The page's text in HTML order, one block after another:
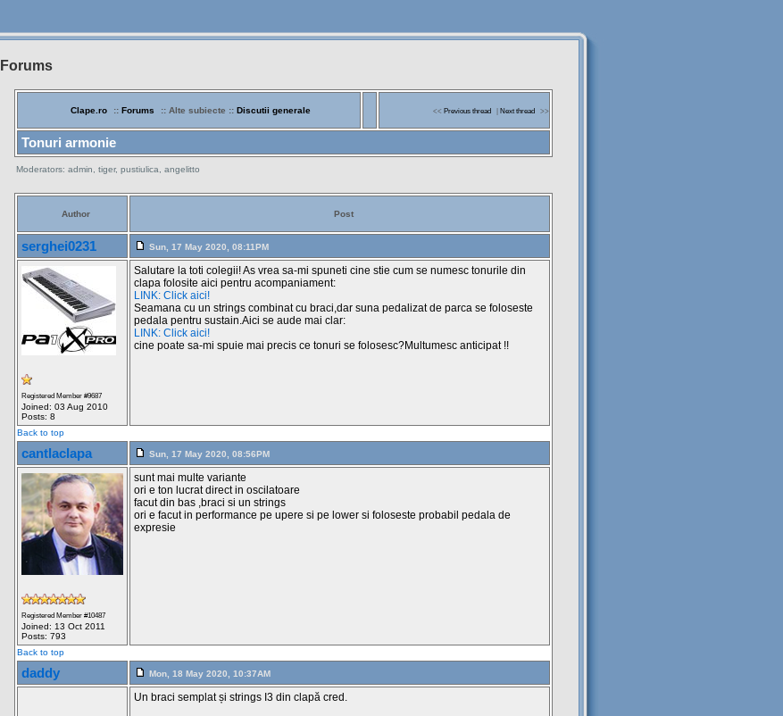
Forums
Clape.ro :: Forums :: Alte subiecte :: Discutii generale << Previous thread Next thread >>
Tonuri armonie
Moderators: admin, tiger, pustiulica, angelitto
Author Post
serghei0231 Sun, 17 May 2020, 08:11PM
Registered Member #9687
Joined: 03 Aug 2010
Posts: 8
Salutare la toti colegii! As vrea sa-mi spuneti cine stie cum se numesc tonurile din
clapa folosite aici pentru acompaniament:
LINK: Click aici!
Seamana cu un strings combinat cu braci,dar suna pedalizat de parca se foloseste
pedala pentru sustain.Aici se aude mai clar:
LINK: Click aici!
cine poate sa-mi spuie mai precis ce tonuri se folosesc?Multumesc anticipat !!
Back to top
cantlaclapa Sun, 17 May 2020, 08:56PM
Registered Member #10487
Joined: 13 Oct 2011
Posts: 793
sunt mai multe variante
ori e ton lucrat direct in oscilatoare
facut din bas ,braci si un strings
ori e facut in performance pe upere si pe lower si foloseste probabil pedala de
expresie
Back to top
daddy Mon, 18 May 2020, 10:37AM
Un braci semplat și strings I3 din clapă cred.
Siteul
Muzicantilor